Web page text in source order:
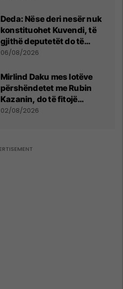
Deda: Nëse deri nesër nuk
konstituohet Kuvendi, të
gjithë deputetët do të
bëjnë shkelje të rëndë
06/08/2026
Mirlind Daku mes lotëve
përshëndetet me Rubin
Kazanin, do të fitojë
miliona te Spartak Moska
02/08/2026